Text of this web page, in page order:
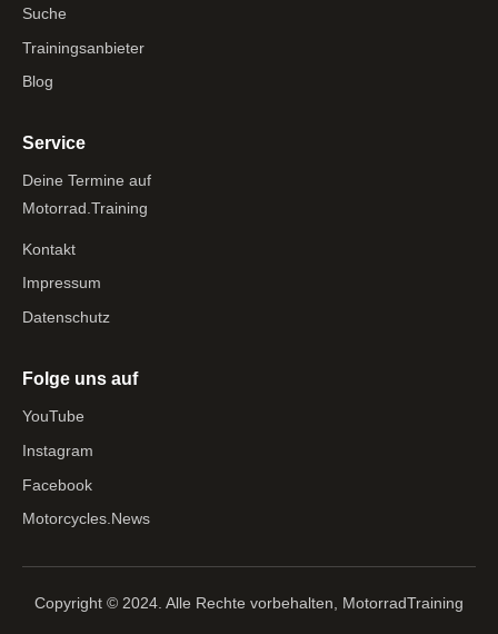
Suche
Trainingsanbieter
Blog
Service
Deine Termine auf
Motorrad.Training
Kontakt
Impressum
Datenschutz
Folge uns auf
YouTube
Instagram
Facebook
Motorcycles.News
Copyright © 2024. Alle Rechte vorbehalten, MotorradTraining